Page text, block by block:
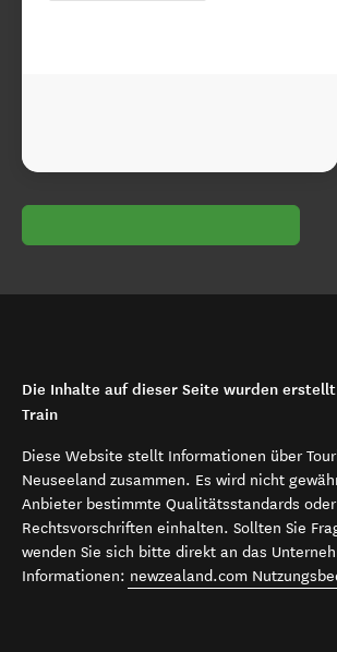
Die Inhalte auf dieser Seite wurden erstellt
Train
Diese Website stellt Informationen über
Neuseeland zusammen. Es wird nicht
Anbieter bestimmte Qualitätsstandards oder
Rechtsvorschriften einhalten. Sollten Sie
wenden Sie sich bitte direkt an das
Informationen: newzealand.com